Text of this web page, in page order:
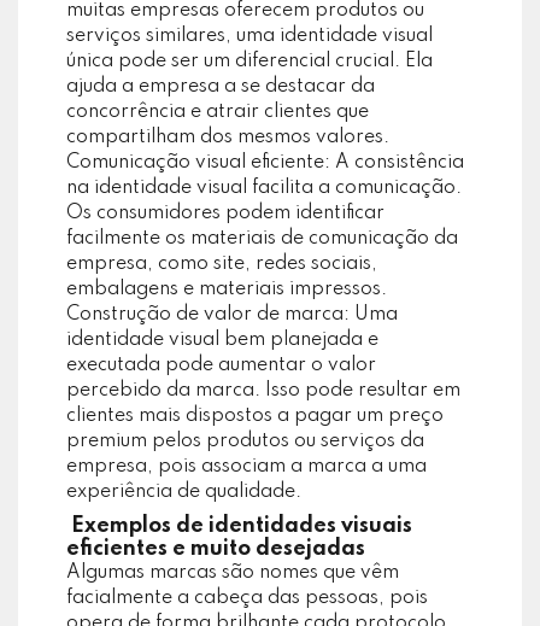
muitas empresas oferecem produtos ou
serviços similares, uma identidade visual
única pode ser um diferencial crucial. Ela
ajuda a empresa a se destacar da
concorrência e atrair clientes que
compartilham dos mesmos valores.
Comunicação visual eficiente: A consistência
na identidade visual facilita a comunicação.
Os consumidores podem identificar
facilmente os materiais de comunicação da
empresa, como site, redes sociais,
embalagens e materiais impressos.
Construção de valor de marca: Uma
identidade visual bem planejada e
executada pode aumentar o valor
percebido da marca. Isso pode resultar em
clientes mais dispostos a pagar um preço
premium pelos produtos ou serviços da
empresa, pois associam a marca a uma
experiência de qualidade.
Exemplos de identidades visuais
eficientes e muito desejadas
Algumas marcas são nomes que vêm
facialmente a cabeça das pessoas, pois